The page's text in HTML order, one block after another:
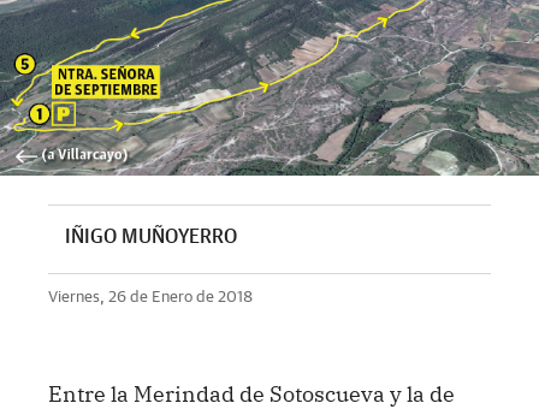
IÑIGO MUÑOYERRO
Viernes, 26 de Enero de 2018
Entre la Merindad de Sotoscueva y la de